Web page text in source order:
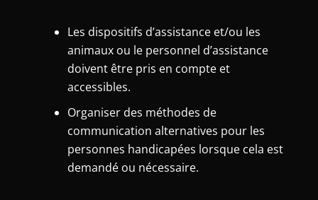
Les dispositifs d’assistance et/ou les
animaux ou le personnel d’assistance
doivent être pris en compte et
accessibles.
Organiser des méthodes de
communication alternatives pour les
personnes handicapées lorsque cela est
demandé ou nécessaire.